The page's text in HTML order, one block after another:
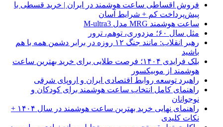
فروش اقساطی ساعت هوشمند در ایران | خرید قسطی با
پیش‌پرداخت کم + شرایط آسان
ساعت هوشمند MRG مدل M-ultra3
مثل سال ۶۰؛ مزدوری، توهم، ترور
رهبر انقلاب: مانند جنگ ۱۲ روزه در برابر دشمن همه با هم
باشید
بلک فرایدی ۱۴۰۴؛ فرصت طلایی برای خرید بهترین ساعت
هوشمند از موبیکسور
راهبرد توسعه روابط اقتصادی ایران و اروپای شرقی
راهنمای کامل انتخاب ساعت هوشمند برای کودکان و
نوجوانان
راهنمای نهایی خرید بهترین ساعت هوشمند در سال ۱۴۰۴ +
نکات کلیدی